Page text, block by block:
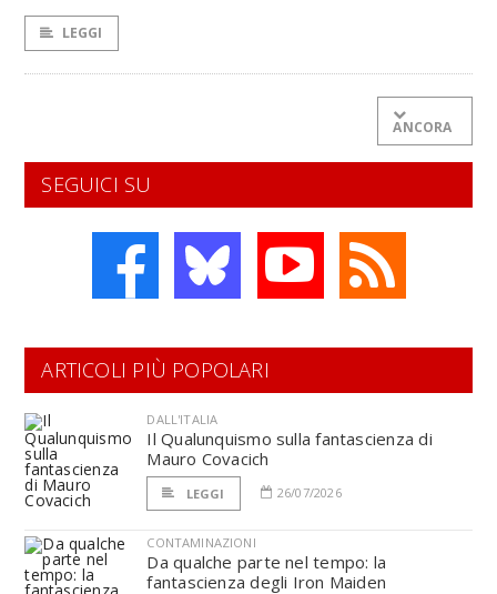
LEGGI
ANCORA
SEGUICI SU
ARTICOLI PIÙ POPOLARI
DALL'ITALIA
Il Qualunquismo sulla fantascienza di
Mauro Covacich
LEGGI 26/07/2026
CONTAMINAZIONI
Da qualche parte nel tempo: la
fantascienza degli Iron Maiden